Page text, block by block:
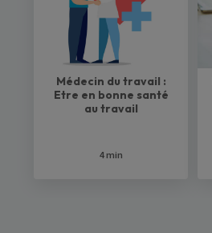
Médecin du travail :
Etre en bonne santé
au travail
4 min